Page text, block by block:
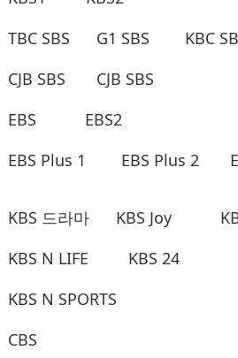
TBC SBS
G1 SBS KBC
CJB SBS
CJB SBS
EBS
EBS2
EBS Plus 1
EBS Plus 2
KBS 드라마 KBS Joy
KBS N LIFE
KBS 24
KBS N SPORTS
CBS